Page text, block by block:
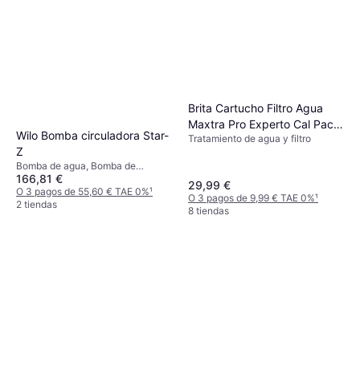
Wilo Bomba circuladora Star-
Z
Bomba de agua, Bomba de
circulación en húmedo
166,81 €
O 3 pagos de 55,60 € TAE 0%¹
2 tiendas
Brita Cartucho Filtro Agua
Maxtra Pro Experto Cal Pack
6
Tratamiento de agua y filtro
29,99 €
O 3 pagos de 9,99 € TAE 0%¹
8 tiendas